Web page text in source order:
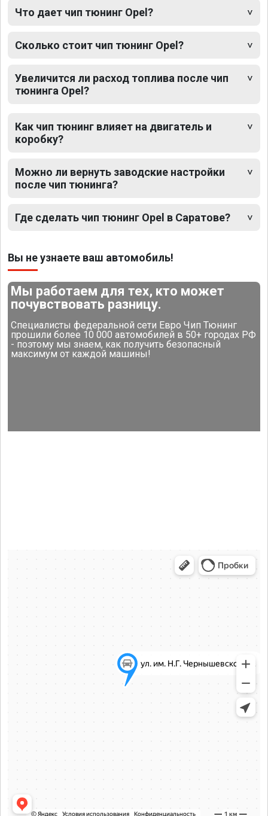
Что дает чип тюнинг Opel?
Сколько стоит чип тюнинг Opel?
Увеличится ли расход топлива после чип
тюнинга Opel?
Как чип тюнинг влияет на двигатель и
коробку?
Можно ли вернуть заводские настройки
после чип тюнинга?
Где сделать чип тюнинг Opel в Саратове?
Вы не узнаете ваш автомобиль!
Мы работаем для тех, кто может
почувствовать разницу.
Специалисты федеральной сети Евро Чип Тюнинг
прошили более 10 000 автомобилей в 50+ городах РФ
- поэтому мы знаем, как получить безопасный
максимум от каждой машины!